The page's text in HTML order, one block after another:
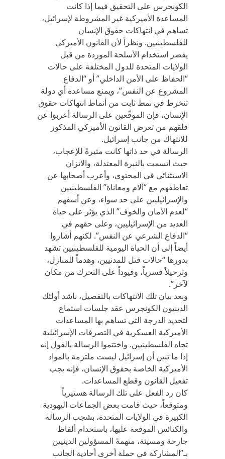
الكونجرس على التحقيق فيما إذا كانت
المساعدة الأميركية غير المشروطة لإسرائيل،
تساهم في انتهاكات حقوق الإنسان
للفلسطينيين. ونظراً لأن القانون الأميركي
يقصر استخدام الأسلحة الموردة من قبل
الولايات المتحدة للدول المختلفة على حالات
“الحفاظ على الأمن الداخلي” أو “الدفاع
المشروع عن النفس”، ويمنع مساعدة أي دولة
تنخرط في نمط ثابت من أنماط انتهاكات حقوق
الإنسان، فإن الموقّعين على الرسالة أعربوا عن
قلقهم من تعرض القانون الأميركي المذكور
للانتهاك من جانب إسرائيل.
الرسالة في حد ذاتها كانت مثيرةً للإعجاب،
حيث اتسمت بالنبرة المعتدلة، والاتزان
الاستثنائي في المحتوى، وأعرب أصحابها عن
تعاطفهم مع “آلام ومعاناة” الفلسطينيين
والإسرائيليين على حد سواء، وعن أسفهم
“لعدم الأمان والخوف” الذي يؤثر على حياة
العديد من الإسرائيليين، وعلى حقهم في
“الدفاع الشرعي عن النفس”. لكنهم أشاروا
أيضاً إلى أن الحياة اليومية للفلسطينيين تشهد
بدورها “حالات قتل للمدنيين، وهدماً للمنازل،
وترحيلاً قسرياً، وقيوداً على التحرك من مكان
لآخر”.
وبعد بيان تلك الانتهاكات بالتفصيل، ناشد أولئك
الدينيون الكونجرس عقد جلسات استماع
لتحديد الدرجة التي تساهم بها المساعدات
الأميركية العسكرية في التصرفات الإسرائيلية
تجاه الفلسطينيين. واختتموا الرسالة بالقول إنه
إذا ما تبين أن إسرائيل ليست ملتزمة بالمواد
الأميركية الخاصة بحقوق الإنسان، فإنه يجب
تفعيل القانون وقطع المساعدات.
كان رد الفعل على تلك الرسالة هستيرياً
ومتوقعاً، حيث قامت بعض الجماعات اليهودية
الكبيرة في الولايات المتحدة، بشجب الرسالة
والكنائس الموقعة عليها، باستخدام ألفاظ
جارحة ومسيئة، متهمةً المسؤولين الدينيين
بـ”المشاركة في حملة أخرى أحادية الجانب